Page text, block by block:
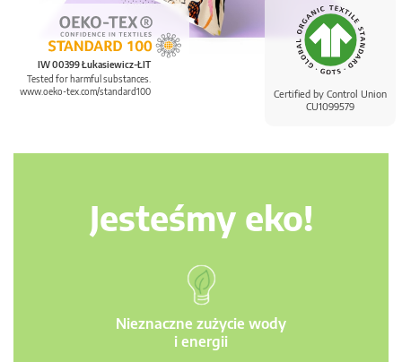
Certified by Control Union
CU1099579
IW 00399 Łukasiewicz-ŁIT
Tested for harmful substances.
www.oeko-tex.com/standard100
Jesteśmy eko!
Nieznaczne zużycie wody
i energii